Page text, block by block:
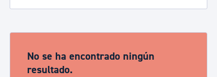
No se ha encontrado ningún
resultado.